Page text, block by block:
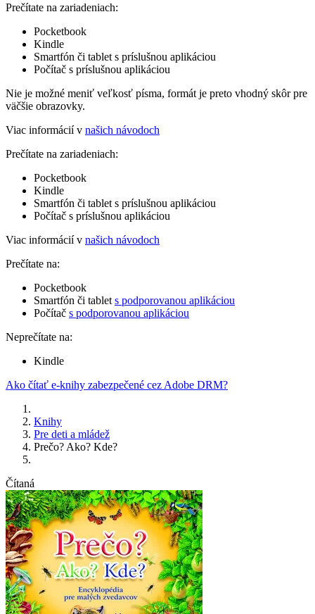
Prečítate na zariadeniach:
Pocketbook
Kindle
Smartfón či tablet s príslušnou aplikáciou
Počítač s príslušnou aplikáciou
Nie je možné meniť veľkosť písma, formát je preto vhodný skôr pre
väčšie obrazovky.
Viac informácií v našich návodoch
Prečítate na zariadeniach:
Pocketbook
Kindle
Smartfón či tablet s príslušnou aplikáciou
Počítač s príslušnou aplikáciou
Viac informácií v našich návodoch
Prečítate na:
Pocketbook
Smartfón či tablet s podporovanou aplikáciou
Počítač s podporovanou aplikáciou
Neprečítate na:
Kindle
Ako čítať e-knihy zabezpečené cez Adobe DRM?
Knihy
Pre deti a mládež
Prečo? Ako? Kde?
Čítaná